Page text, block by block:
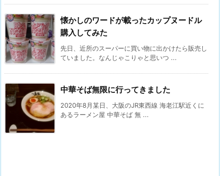
懐かしのワードが載ったカップヌードル
購入してみた
先日、近所のスーパーに買い物に出かけたら販売し
ていました。なんじゃこりゃと思いつ ...
中華そば無限に行ってきました
2020年8月某日、大阪のJR東西線 海老江駅近くに
あるラーメン屋 中華そば 無 ...